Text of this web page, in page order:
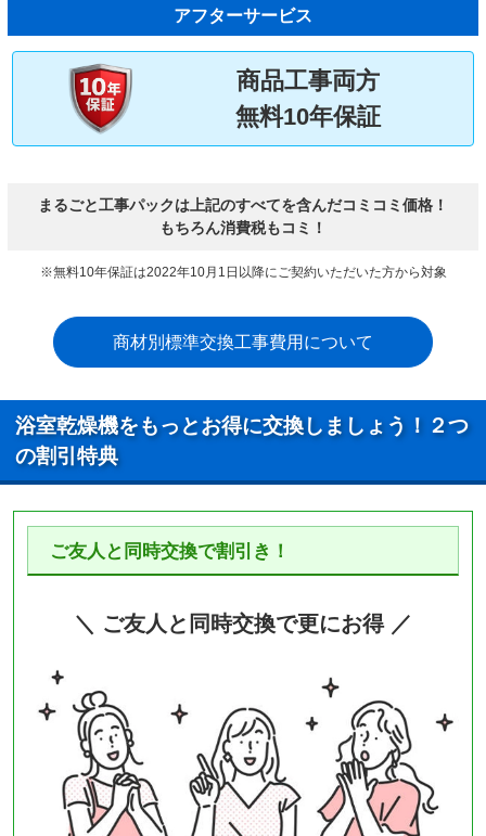
アフターサービス
商品工事両方
無料10年保証
まるごと工事パックは上記のすべてを含んだコミコミ価格！
もちろん消費税もコミ！
※無料10年保証は2022年10月1日以降にご契約いただいた方から対象
商材別標準交換工事費用について
浴室乾燥機をもっとお得に交換しましょう！２つ
の割引特典
ご友人と同時交換で割引き！
＼ ご友人と同時交換で更にお得 ／